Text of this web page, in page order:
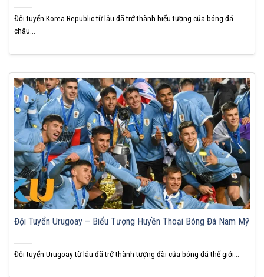
Đội tuyển Korea Republic từ lâu đã trở thành biểu tượng của bóng đá
châu...
Đội Tuyển Urugoay – Biểu Tượng Huyền Thoại Bóng Đá Nam Mỹ
Đội tuyển Urugoay từ lâu đã trở thành tượng đài của bóng đá thế giới...